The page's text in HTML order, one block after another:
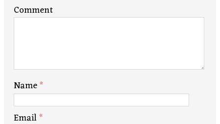
Comment
Name*
Email*